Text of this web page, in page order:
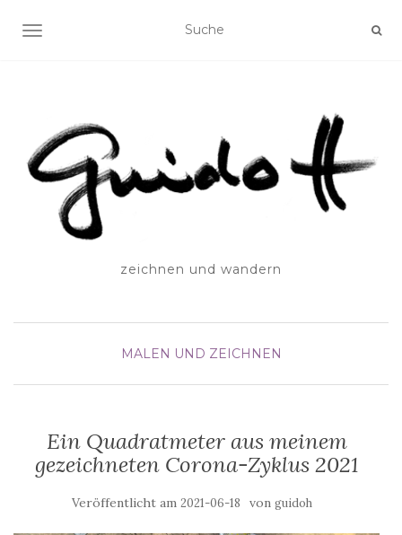
SCHALTE NAVIGATION
zeichnen und wandern
MALEN UND ZEICHNEN
Ein Quadratmeter aus meinem
gezeichneten Corona-Zyklus 2021
Veröffentlicht am 2021-06-18 von guidoh